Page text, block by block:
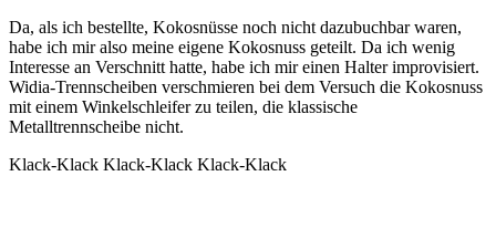
Da, als ich bestellte, Kokosnüsse noch nicht dazubuchbar waren,
habe ich mir also meine eigene Kokosnuss geteilt. Da ich wenig
Interesse an Verschnitt hatte, habe ich mir einen Halter improvisiert.
Widia-Trennscheiben verschmieren bei dem Versuch die Kokosnuss
mit einem Winkelschleifer zu teilen, die klassische
Metalltrennscheibe nicht.
Klack-Klack Klack-Klack Klack-Klack